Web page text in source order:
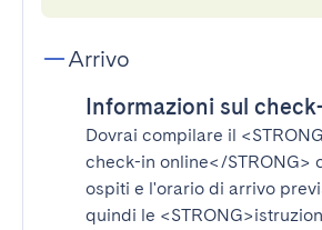
Arrivo
Informazioni sul
Dovrai compilare il
check-in online</STRONG>
ospiti e l'orario di arrivo
quindi le